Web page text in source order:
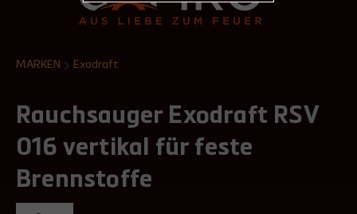
MARKEN Exodraft
Rauchsauger Exodraft RSV
016 vertikal für feste
Brennstoffe